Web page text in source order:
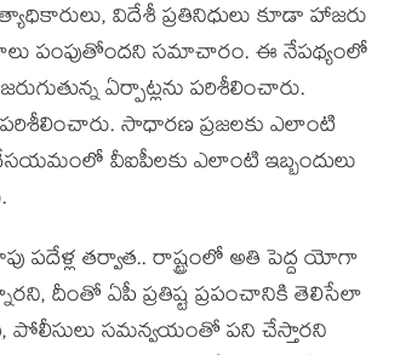
విదేశీ ప్ర‌తినిధులు కూడా హాజ‌రు
పంపుతోంద‌ని స‌మాచారం. ఈ నేప‌థ్యంలో
ఏర్పాట్లను ప‌రిశీలించారు.
సాధార‌ణ ప్ర‌జ‌ల‌కు ఎలాంటి
వీఐపీల‌కు ఎలాంటి ఇబ్బందులు
త‌ర్వాత‌.. రాష్ట్రంలో అతి పెద్ద యోగా
దీంతో ఏపీ ప్ర‌తిష్ట ప్ర‌పంచానికి తెలిసేలా
పోలీసులు సమన్వయంతో పని చేస్తార‌ని